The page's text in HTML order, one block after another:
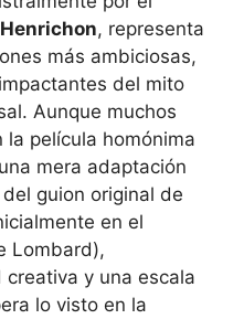
, representa
más ambiciosas,
del mito
Aunque muchos
película homónima
mera adaptación
guion original de
en el
Lombard),
y una escala
lo visto en la